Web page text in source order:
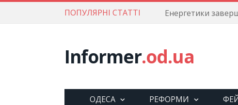
ПОПУЛЯРНІ СТАТТІ
Informer.od.ua
ОДЕСА РЕФОРМИ